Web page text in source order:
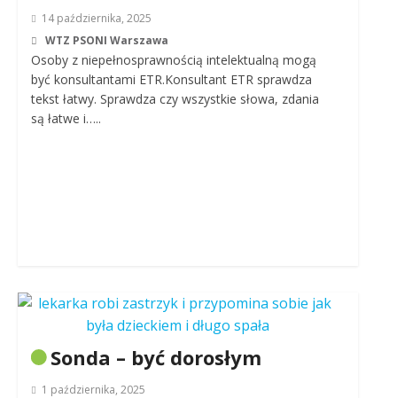
14 października, 2025
WTZ PSONI Warszawa
Osoby z niepełnosprawnością intelektualną mogą
być konsultantami ETR.Konsultant ETR sprawdza
tekst łatwy. Sprawdza czy wszystkie słowa, zdania
są łatwe i…..
Sonda – być dorosłym
1 października, 2025